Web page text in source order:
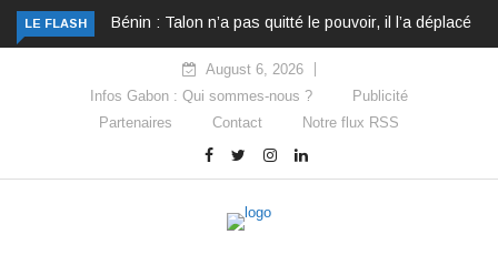
LE FLASH Bénin : Talon n’a pas quitté le pouvoir, il l’a déplacé
August 6, 2026
Infos Gabon : Qui sommes-nous ?
Publicité
Partenaires
Contact Notre flux RSS